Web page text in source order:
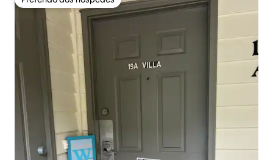
Preferido dos hóspedes